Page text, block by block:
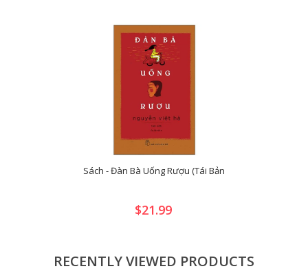
Sách - Đàn Bà Uống Rượu (Tái Bản
$21.99
RECENTLY VIEWED PRODUCTS